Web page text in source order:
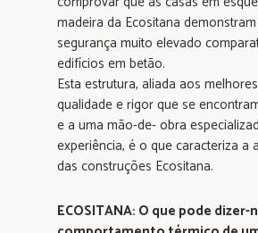
madeira da Ecositana
segurança muito elevado
edifícios em betão.
Esta estrutura, aliada aos
qualidade e rigor que se
e a uma mão-de- obra
experiência, é o que caracteriza a
das construções Ecositana.
ECOSITANA: O que pode dizer-